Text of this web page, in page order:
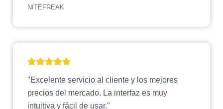
NITEFREAK
"Excelente servicio al cliente y los mejores
precios del mercado. La interfaz es muy
intuitiva y fácil de usar."